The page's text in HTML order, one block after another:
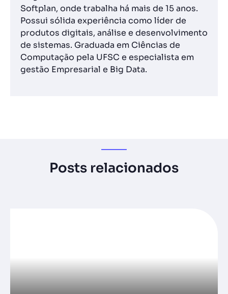
Softplan, onde trabalha há mais de 15 anos.
Possui sólida experiência como líder de
produtos digitais, análise e desenvolvimento
de sistemas. Graduada em Ciências de
Computação pela UFSC e especialista em
gestão Empresarial e Big Data.
Posts relacionados